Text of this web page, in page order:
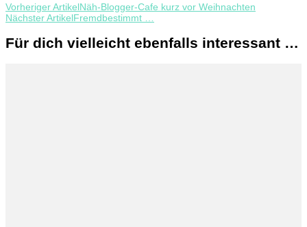
Vorheriger ArtikelNäh-Blogger-Cafe kurz vor Weihnachten
Nächster ArtikelFremdbestimmt …
Für dich vielleicht ebenfalls interessant …